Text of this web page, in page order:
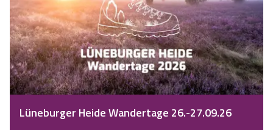
Lüneburger Heide Wandertage 26.-27.09.26